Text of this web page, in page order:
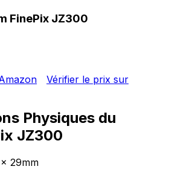
FinePix JZ300
Vérifier le prix sur
Physiques du
JZ300
29mm